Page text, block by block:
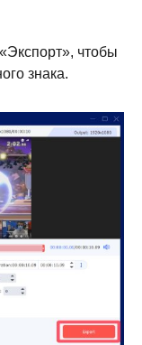
чтобы
знака.